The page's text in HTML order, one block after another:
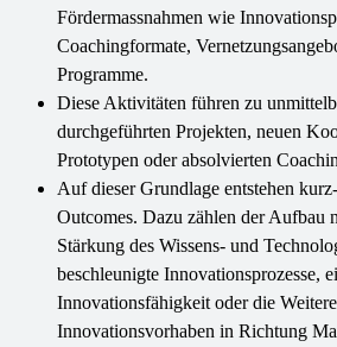
Fördermassnahmen wie
Coachingformate,
Programme.
Diese Aktivitäten führen zu
durchgeführten Projekten, neuen
Prototypen oder absolvierten
Auf dieser Grundlage entstehen
Outcomes. Dazu zählen der Aufbau
Stärkung des Wissens- und
beschleunigte Innovationsprozesse,
Innovationsfähigkeit oder die
Innovationsvorhaben in Richtung